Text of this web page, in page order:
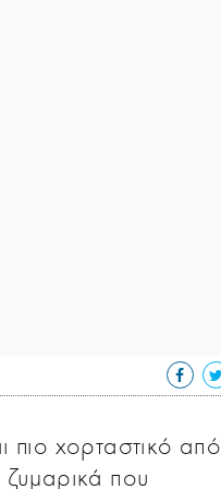
πιο χορταστικό από
που